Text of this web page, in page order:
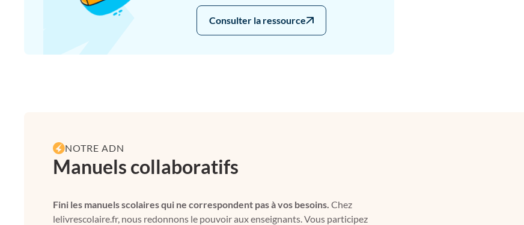
Consulter la ressource
NOTRE ADN
Manuels collaboratifs
Fini les manuels scolaires qui ne correspondent pas à vos besoins. Chez
lelivrescolaire.fr, nous redonnons le pouvoir aux enseignants. Vous participez